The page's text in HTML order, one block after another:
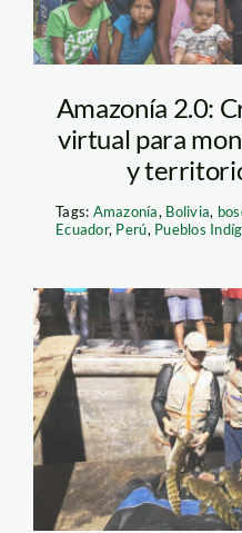
Amazonía 2.0:
virtual para
y
Tags: Amazonía, Bolivia,
Ecuador, Perú, Pueblos
lagarto –